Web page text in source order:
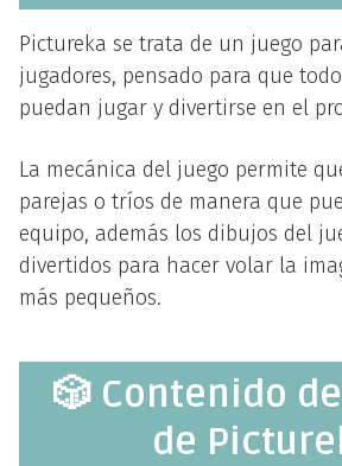
Pictureka se trata de un juego
jugadores, pensado para que
puedan jugar y divertirse en el
La mecánica del juego permite
parejas o tríos de manera que
equipo, además los dibujos del
divertidos para hacer volar la
más pequeños.
🎲 Contenido
de